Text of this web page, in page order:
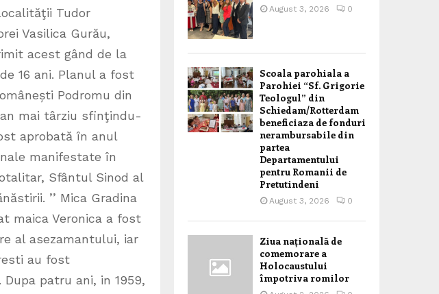
Tudor
Vasilica Gurău,
acest gând de la
16 ani. Planul a fost
Podromu din
mai târziu sfinţindu-
aprobată în anul
manifestate în
Sfântul Sinod al
’’ Mica Gradina
maica Veronica a fost
al asezamantului, iar
au fost
patru ani, in 1959,
August 3, 2026 0
Scoala parohiala a
Parohiei “Sf. Grigorie
Teologul” din
Schiedam/Rotterdam
beneficiaza de fonduri
nerambursabile din
partea
Departamentului
pentru Romanii de
Pretutindeni
August 3, 2026 0
Ziua națională de
comemorare a
Holocaustului
împotriva romilor